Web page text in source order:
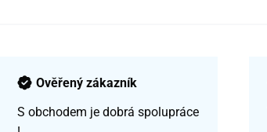
Ověřený zákazník
S obchodem je dobrá spolupráce